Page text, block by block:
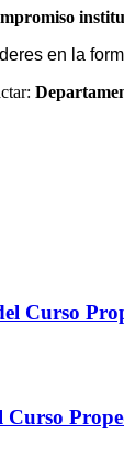
en la
Curso